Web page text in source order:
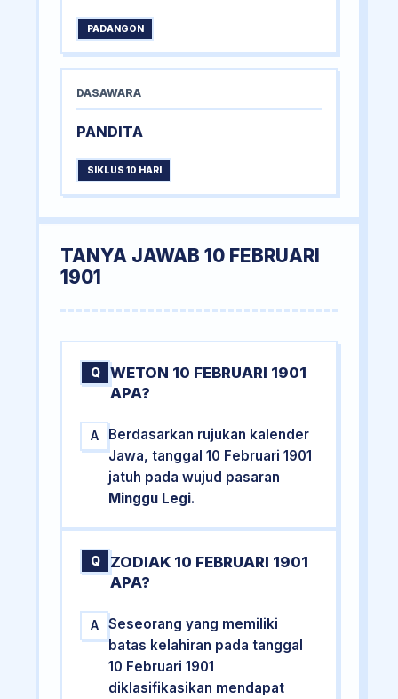
PADANGON
DASAWARA
PANDITA
SIKLUS 10 HARI
TANYA JAWAB 10 FEBRUARI
1901
Q
WETON 10 FEBRUARI 1901
APA?
A
Berdasarkan rujukan kalender
Jawa, tanggal 10 Februari 1901
jatuh pada wujud pasaran
Minggu Legi.
Q
ZODIAK 10 FEBRUARI 1901
APA?
A
Seseorang yang memiliki
batas kelahiran pada tanggal
10 Februari 1901
diklasifikasikan mendapat